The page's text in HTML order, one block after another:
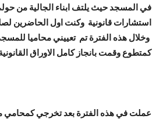
في المسجد حيث يلتف ابناء الجالية من
استشارات قانونية وكنت اول الحاضرين
وخلال هذه الفترة تم تعييني محاميا
كمتطوع وقمت بانجاز كامل الاوراق
عملت في هذه الفترة بعد تخرجي كمحامي